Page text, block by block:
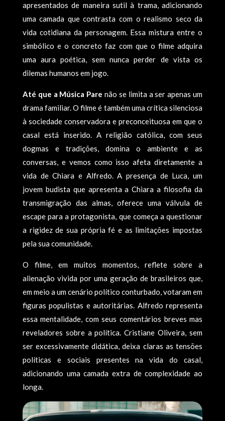
apresentados de maneira sutil à trama, adicionando
uma camada que contrasta com o realismo seco da
vida cotidiana da personagem. Essa mistura entre o
simbólico e o concreto faz com que o filme adquira
uma aura poética, sem nunca perder de vista os
dilemas humanos em jogo.
Até que a Música Pare não se limita a ser apenas um
drama familiar. O filme é também uma crítica silenciosa
à sociedade conservadora e preconceituosa em que o
casal está inserido. A religião católica, com seus
dogmas e tradições, domina o ambiente e as
conversas, e vemos como isso afeta diretamente a
vida de Chiara e Alfredo. A presença de Luca, um
jovem budista que apresenta a Chiara a filosofia da
transmigração das almas, oferece uma válvula de
escape para a protagonista, que começa a questionar
a rigidez de sua própria fé e as limitações impostas
pela sua comunidade.
O filme, em muitos momentos, reflete sobre a
alienação vivida por uma geração de brasileiros que,
em meio a um cenário político conturbado, votaram em
figuras populistas e autoritárias. Alfredo representa
essa mentalidade, com seus comentários breves mas
reveladores sobre a política. Cristiane Oliveira, sem
ser excessivamente didática, deixa claras as tensões
políticas e sociais presentes na vida do casal,
adicionando uma camada extra de complexidade ao
longa.